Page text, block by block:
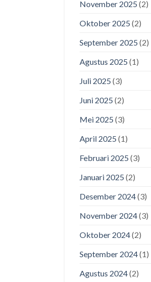
November 2025 (2)
Oktober 2025 (2)
September 2025 (2)
Agustus 2025 (1)
Juli 2025 (3)
Juni 2025 (2)
Mei 2025 (3)
April 2025 (1)
Februari 2025 (3)
Januari 2025 (2)
Desember 2024(3)
November 2024(3)
Oktober 2024(2)
September 2024(1)
Agustus 2024(2)